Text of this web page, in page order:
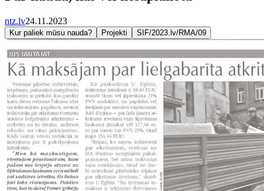
ntz.lv24.11.2023
Kur paliek mūsu nauda? Projekti SIF/2023.lv/RMA/09